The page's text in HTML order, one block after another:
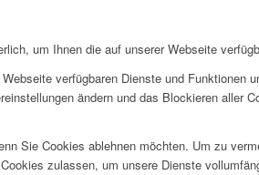
um Ihnen die auf unserer Webseite
verfügbaren Dienste und
ändern und das Blockieren aller
Sie Cookies ablehnen möchten. Um zu
zulassen, um unsere Dienste